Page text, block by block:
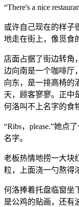
“There's a nice
或许自己现在的样子
地走在街上，像觅食
店面占据了街边转角
边向南是一个咖啡厅
向东，是一排高椅的
天，顾客寥寥。正中
何洛叫不上名字的食
“Ribs，please.”她点
名字。
老板热情地捞一大块
粒，上面浇一勺熬得
何洛捧着托盘临窗坐
是公鸡的贴画，还有